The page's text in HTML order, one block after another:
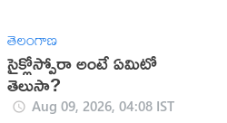
తెలంగాణ
సైక్లోస్పోరా అంటే ఏమిటో
తెలుసా?
Aug 09, 2026, 04:08 IST